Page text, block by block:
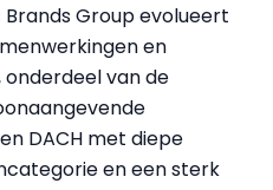
Group evolueert
en
onderdeel van de
DACH met diepe
en een sterk